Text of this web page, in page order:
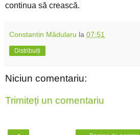
continua să crească.
Constantin Mădularu la 07:51
Distribuiți
Niciun comentariu:
Trimiteți un comentariu